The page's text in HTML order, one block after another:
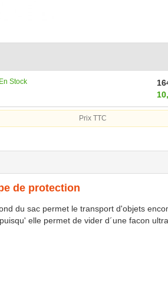
En Stock
Prix TTC
de protection
du sac permet le transport d'objets
elle permet de vider d´une facon